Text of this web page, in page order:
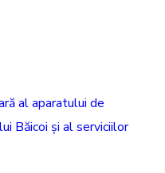
al aparatului de
Băicoi și al serviciilor